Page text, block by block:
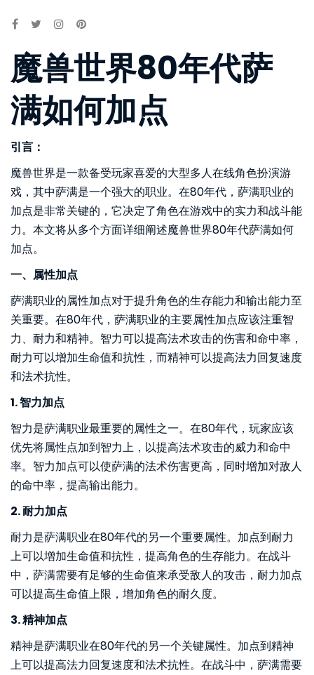
魔兽世界80年代萨
满如何加点
引言：
魔兽世界是一款备受玩家喜爱的大型多人在线角色扮演游
戏，其中萨满是一个强大的职业。在80年代，萨满职业的
加点是非常关键的，它决定了角色在游戏中的实力和战斗能
力。本文将从多个方面详细阐述魔兽世界80年代萨满如何
加点。
一、属性加点
萨满职业的属性加点对于提升角色的生存能力和输出能力至
关重要。在80年代，萨满职业的主要属性加点应该注重智
力、耐力和精神。智力可以提高法术攻击的伤害和命中率，
耐力可以增加生命值和抗性，而精神可以提高法力回复速度
和法术抗性。
1. 智力加点
智力是萨满职业最重要的属性之一。在80年代，玩家应该
优先将属性点加到智力上，以提高法术攻击的威力和命中
率。智力加点可以使萨满的法术伤害更高，同时增加对敌人
的命中率，提高输出能力。
2. 耐力加点
耐力是萨满职业在80年代的另一个重要属性。加点到耐力
上可以增加生命值和抗性，提高角色的生存能力。在战斗
中，萨满需要有足够的生命值来承受敌人的攻击，耐力加点
可以提高生命值上限，增加角色的耐久度。
3. 精神加点
精神是萨满职业在80年代的另一个关键属性。加点到精神
上可以提高法力回复速度和法术抗性。在战斗中，萨满需要